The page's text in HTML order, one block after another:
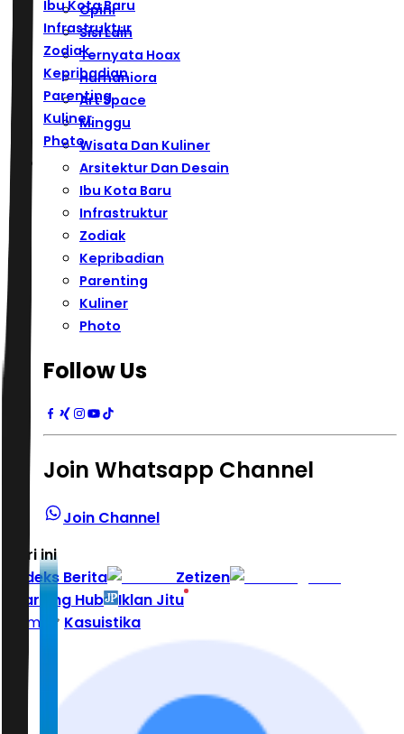
Ibu Kota Baru
Infrastruktur
Zodiak
Kepribadian
Parenting
Kuliner
Photo
Opini
Sisi Lain
Ternyata Hoax
Humaniora
Art Space
Minggu
Wisata Dan Kuliner
Arsitektur Dan Desain
Ibu Kota Baru
Infrastruktur
Zodiak
Kepribadian
Parenting
Kuliner
Photo
Follow Us
Join Whatsapp Channel
Join Channel
Hari ini
Indeks Berita
Zetizen
Learning Hub
Iklan Jitu
Home
Kasuistika